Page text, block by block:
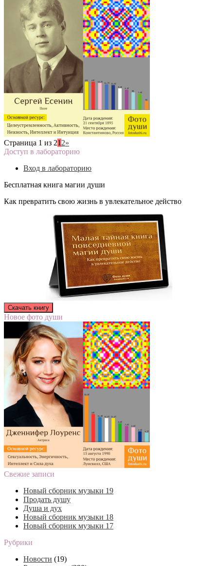
Страница 1 из 21 2»
Доступ в лабораторию
Вход в лабораторию
Бесплатная книга магии души
Как превратить свою жизнь в увлекательное действо
Новое фото души
Свежие записи
Новый сборник музыки 19
Продать душу
Душа и дух
Новый сборник музыки 18
Новый сборник музыки 17
Рубрики
Новости (19)